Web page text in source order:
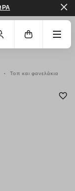
ΣΤΟ ΚΆΤΩ ΜΈΡΟΣ
Τοπ και φανελάκια